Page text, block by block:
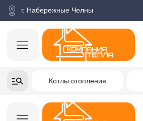
г. Набережные Челны
Котлы отопления Радиаторы
+7-937-778-33-11